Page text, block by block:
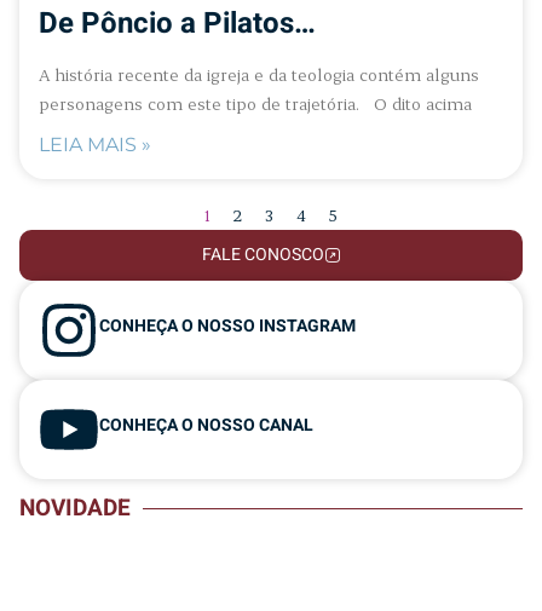
De Pôncio a Pilatos…
A história recente da igreja e da teologia contém alguns
personagens com este tipo de trajetória. O dito acima
LEIA MAIS »
1 2 3 4 5
FALE CONOSCO
CONHEÇA O NOSSO INSTAGRAM
CONHEÇA O NOSSO CANAL
NOVIDADE